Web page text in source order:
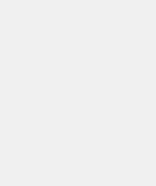
through statistics or
different sources
content
data